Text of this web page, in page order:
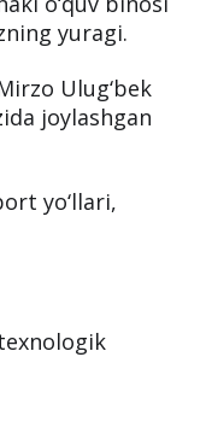
yuragi.
Ulug‘bek
joylashgan
yo‘llari,